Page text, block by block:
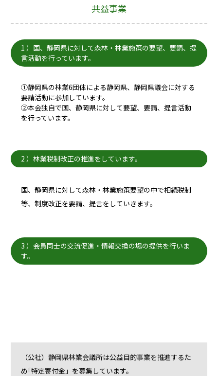
共益事業
1 ）国、静岡県に対して森林・林業施策の要望、要請、提
言活動を行っています。
①静岡県の林業6団体による静岡県、静岡県議会に対する
要請活動に参加しています。
②本会独自で国、静岡県に対して要望、要請、提言活動
を行っています。
2 ）林業税制改正の推進をしています。
国、静岡県に対して森林・林業施策要望の中で相続税制
等、制度改正を要請、提言をしていきます。
3 ）会員同士の交流促進・情報交換の場の提供を行いま
す。
（公社）静岡県林業会議所は公益目的事業を推進するた
め｢特定寄付金」を募集しています。